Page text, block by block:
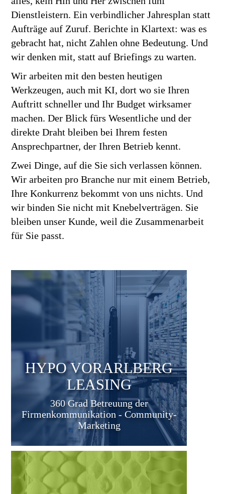
Dienstleistern. Ein verbindlicher Jahresplan statt
Aufträge auf Zuruf. Berichte in Klartext: was es
gebracht hat, nicht Zahlen ohne Bedeutung. Und
wir denken mit, statt auf Briefings zu warten.
Wir arbeiten mit den besten heutigen
Werkzeugen, auch mit KI, dort wo sie Ihren
Auftritt schneller und Ihr Budget wirksamer
machen. Der Blick fürs Wesentliche und der
direkte Draht bleiben bei Ihrem festen
Ansprechpartner, der Ihren Betrieb kennt.
Zwei Dinge, auf die Sie sich verlassen können.
Wir arbeiten pro Branche nur mit einem Betrieb,
Ihre Konkurrenz bekommt von uns nichts. Und
wir binden Sie nicht mit Knebelverträgen. Sie
bleiben unser Kunde, weil die Zusammenarbeit
für Sie passt.
HYPO VORARLBERG
LEASING
360 Grad Betreuung der
Firmenkommunikation - Community-
Marketing